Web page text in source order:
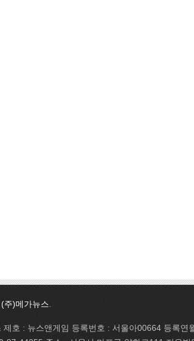
(주)메가뉴스
제호 : 뉴스앤게임 등록번호 : 서울아00664 등록